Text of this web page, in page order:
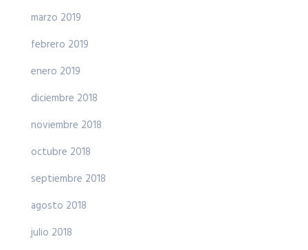
marzo 2019
febrero 2019
enero 2019
diciembre 2018
noviembre 2018
octubre 2018
septiembre 2018
agosto 2018
julio 2018